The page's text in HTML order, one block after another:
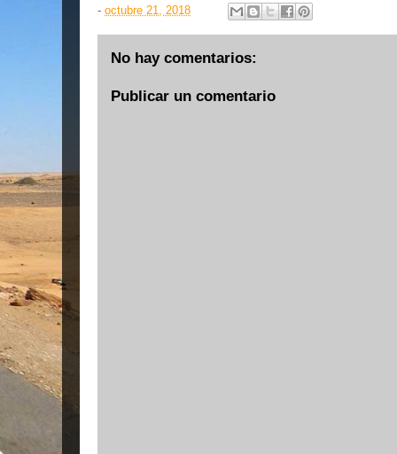
- octubre 21, 2018
No hay comentarios:
Publicar un comentario